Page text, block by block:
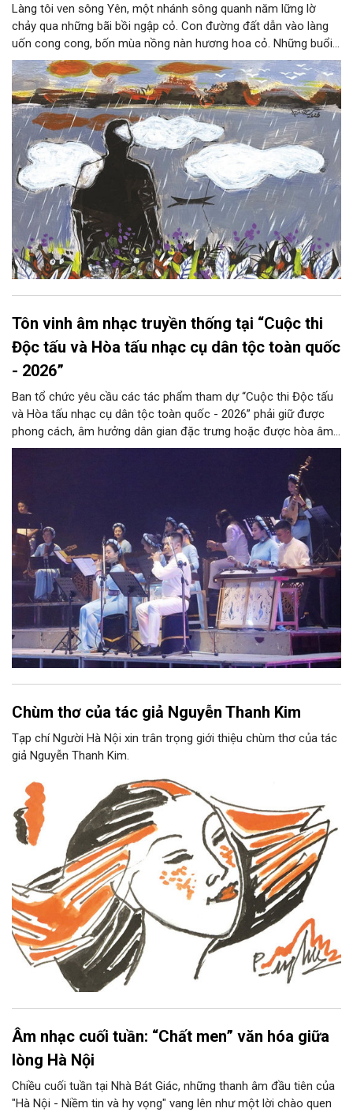
Làng tôi ven sông Yên, một nhánh sông quanh năm lững lờ
chảy qua những bãi bồi ngập cỏ. Con đường đất dẫn vào làng
uốn cong cong, bốn mùa nồng nàn hương hoa cỏ. Những buổi
hoàng hôn, khi nắng đã dịu xuống phía cuối sông, đám hoa tím
lại thẫm màu như có ai vừa rắc lên một lớp khói.
Tôn vinh âm nhạc truyền thống tại “Cuộc thi
Độc tấu và Hòa tấu nhạc cụ dân tộc toàn quốc
- 2026”
Ban tổ chức yêu cầu các tác phẩm tham dự “Cuộc thi Độc tấu
và Hòa tấu nhạc cụ dân tộc toàn quốc - 2026” phải giữ được
phong cách, âm hưởng dân gian đặc trưng hoặc được hòa âm,
phối khí mới trên nền tảng làn điệu âm nhạc truyền thống Việt
Nam, đồng thời phải được trình diễn trực tiếp bằng nhạc cụ dân
Chùm thơ của tác giả Nguyễn Thanh Kim
Tạp chí Người Hà Nội xin trân trọng giới thiệu chùm thơ của tác
giả Nguyễn Thanh Kim.
Âm nhạc cuối tuần: “Chất men” văn hóa giữa
lòng Hà Nội
Chiều cuối tuần tại Nhà Bát Giác, những thanh âm đầu tiên của
"Hà Nội - Niềm tin và hy vọng" vang lên như một lời chào quen